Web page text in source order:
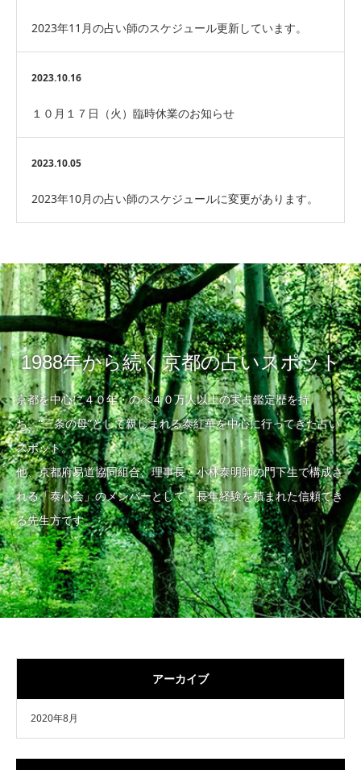
2023年11月の占い師のスケジュール更新しています。
2023.10.16
１０月１７日（火）臨時休業のお知らせ
2023.10.05
2023年10月の占い師のスケジュールに変更があります。
1988年から続く京都の占いスポット
京都を中心に４０年・のべ４０万人以上の実占鑑定歴を持
ち、“三条の母”として親しまれる泰紅華を中心に行ってきた占い
スポット。
他、京都府易道協同組合、理事長・小林泰明師の門下生で構成さ
れる「泰心会」のメンバーとして、長年経験を積まれた信頼でき
る先生方です。
アーカイブ
2020年8月